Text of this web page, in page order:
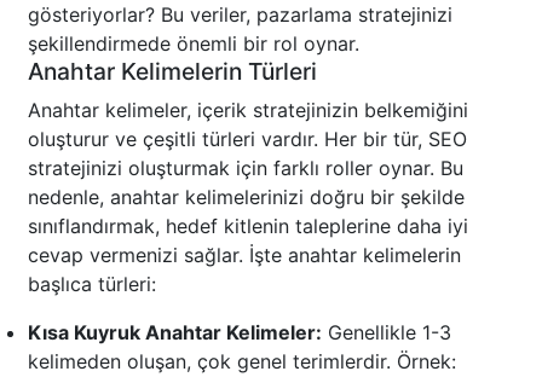
gösteriyorlar? Bu veriler, pazarlama stratejinizi
şekillendirmede önemli bir rol oynar.
Anahtar Kelimelerin Türleri
Anahtar kelimeler, içerik stratejinizin belkemiğini
oluşturur ve çeşitli türleri vardır. Her bir tür, SEO
stratejinizi oluşturmak için farklı roller oynar. Bu
nedenle, anahtar kelimelerinizi doğru bir şekilde
sınıflandırmak, hedef kitlenin taleplerine daha iyi
cevap vermenizi sağlar. İşte anahtar kelimelerin
başlıca türleri:
Kısa Kuyruk Anahtar Kelimeler: Genellikle 1-3
kelimeden oluşan, çok genel terimlerdir. Örnek: